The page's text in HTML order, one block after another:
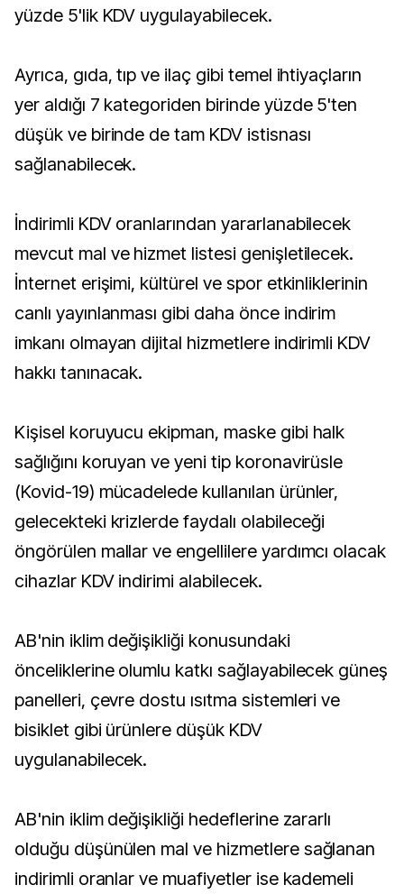
yüzde 5'lik KDV uygulayabilecek.
Ayrıca, gıda, tıp ve ilaç gibi temel ihtiyaçların
yer aldığı 7 kategoriden birinde yüzde 5'ten
düşük ve birinde de tam KDV istisnası
sağlanabilecek.
İndirimli KDV oranlarından yararlanabilecek
mevcut mal ve hizmet listesi genişletilecek.
İnternet erişimi, kültürel ve spor etkinliklerinin
canlı yayınlanması gibi daha önce indirim
imkanı olmayan dijital hizmetlere indirimli KDV
hakkı tanınacak.
Kişisel koruyucu ekipman, maske gibi halk
sağlığını koruyan ve yeni tip koronavirüsle
(Kovid-19) mücadelede kullanılan ürünler,
gelecekteki krizlerde faydalı olabileceği
öngörülen mallar ve engellilere yardımcı olacak
cihazlar KDV indirimi alabilecek.
AB'nin iklim değişikliği konusundaki
önceliklerine olumlu katkı sağlayabilecek güneş
panelleri, çevre dostu ısıtma sistemleri ve
bisiklet gibi ürünlere düşük KDV
uygulanabilecek.
AB'nin iklim değişikliği hedeflerine zararlı
olduğu düşünülen mal ve hizmetlere sağlanan
indirimli oranlar ve muafiyetler ise kademeli